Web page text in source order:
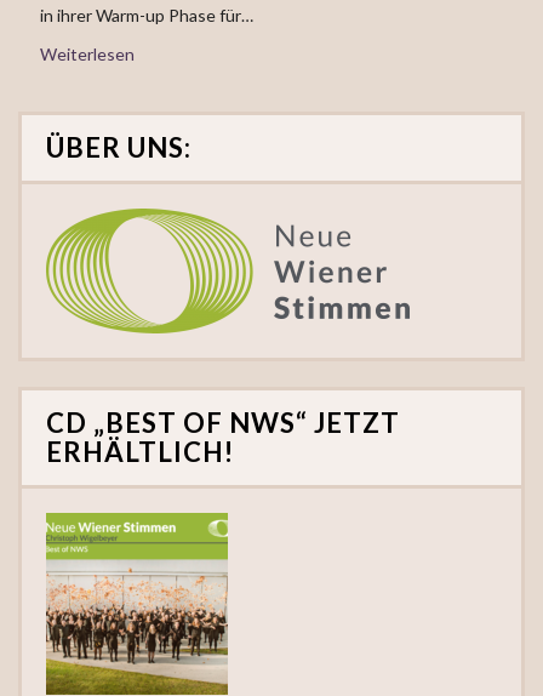
in ihrer Warm-up Phase für…
Weiterlesen
ÜBER UNS:
CD „BEST OF NWS“ JETZT
ERHÄLTLICH!